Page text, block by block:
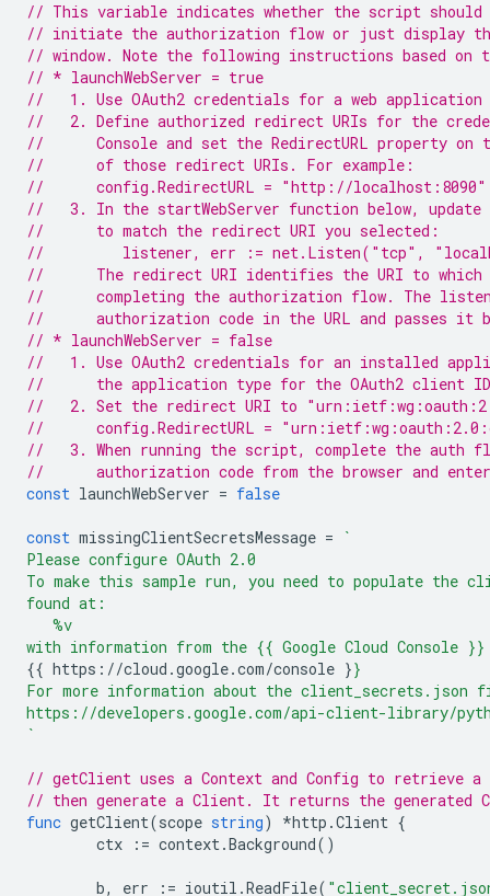
// This variable indicates whether the script should
// initiate the authorization flow or just display
// window. Note the following instructions based
// * launchWebServer = true
//   1. Use OAuth2 credentials for a web application
//   2. Define authorized redirect URIs for the
//      Console and set the RedirectURL property on
//      of those redirect URIs. For example:
//      config.RedirectURL = "http://localhost:8090"
//   3. In the startWebServer function below,
//      to match the redirect URI you selected:
//         listener, err := net.Listen("tcp",
//      The redirect URI identifies the URI to
//      completing the authorization flow. The
//      authorization code in the URL and passes
// * launchWebServer = false
//   1. Use OAuth2 credentials for an installed
//      the application type for the OAuth2 client
//   2. Set the redirect URI to
//      config.RedirectURL =
//   3. When running the script, complete the auth
//      authorization code from the browser and
const launchWebServer = false
const missingClientSecretsMessage =
`
Please configure OAuth 2.0
To make this sample run, you need to populate the
found at:
   %v
with information from the {{ Google Cloud Console }}
{{ https://cloud.google.com/console }}
For more information about the
https://developers.google.com/api-client-library/
`
// getClient uses a Context and Config to retrieve a
// then generate a Client. It returns the generated
func getClient(scope string) *http .Client {
ctx
:= context.Background()
b, err := ioutil .ReadFile(